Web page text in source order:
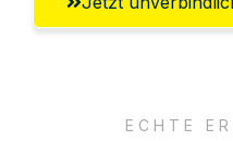
ECHTE